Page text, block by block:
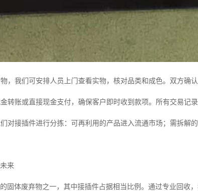
，我们可安排人员上门查看实物，核对品类和成色。双方确
转账或直接现金支付，确保客户即时收到款项。所有交易记
对接插件进行分拣：可再利用的产品进入流通市场；需拆解
来
固体废弃物之一，其中接插件占据相当比例。通过专业回收